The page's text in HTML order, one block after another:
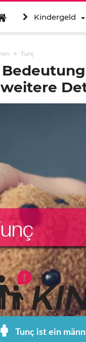
Kindergeld
Tunç
Tunç ist ein